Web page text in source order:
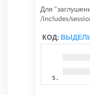
Для
/includes/
КОД: